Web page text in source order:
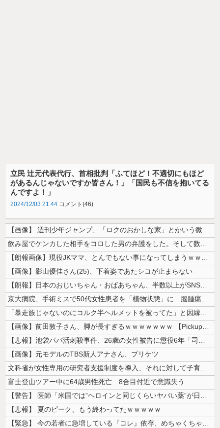
立民 辻元代表代行、首相批判「ふてほど！不適切にもほど
があるんじゃないですか皆さん！」「国民も不信を抱いてる
んですよ！」
2024/12/03 21:44 コメント(46)
【画像】 週刊少年ジャンプ、「ロクのおかしな家」とかいう微妙な漫画を巻...
飲み屋でケンカした相手をコロした男の弁護をした。そして数年後、因果応報...
【朗報画像】現役JKママ、とんでもない事になってしまうｗｗｗｗｗｗｗｗ...
【画像】影山優佳さん(25)、下着姿であたシコが止まらない
【朗報】日本のおじいちゃん・おばあちゃん、半数以上がSNSを使いこなし...
京大病院、手術ミスで50代女性患者を「植物状態」に 脳腫瘍摘出手術で腫...
「暴走族じゃないのにコルク半ヘルメットを被ってた」と因縁つけて暴行 少...
【画像】前田敦子さん、脚が長すぎるｗｗｗｗｗｗｗ 【Pickup070...
【悲報】池袋パパ活刺殺事件、26歳の女性被告に懲役6年「司法の女割」批...
【画像】元モデルのTBS新人アナさん、プリケツ
文科省が女性専用の研究者支援制度を導入、それに対して子育て負担に苦しむ...
富士登山ツアー中に64歳男性死亡 8合目付近で意識失う
【警告】 医師「米国では”ヘロインと同じくらいヤバい薬”が日本では平気...
【悲報】 夏のピーク、もう終わってたｗｗｗｗｗ
【緊急】 今の若者に急増している『コレ』依存、めちゃくちゃ深刻な模様w...